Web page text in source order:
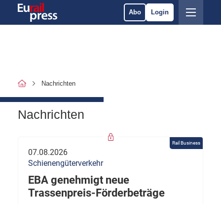
Abo Login
Nachrichten
Nachrichten
Rail Business
07.08.2026
Schienengüterverkehr
EBA genehmigt neue
Trassenpreis-Förderbeträge